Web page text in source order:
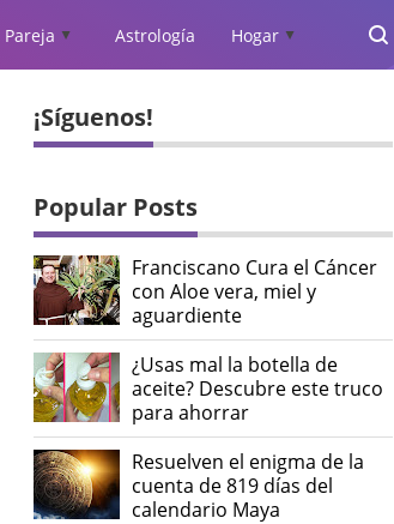
Pareja ▲ Astrología Hogar ▲
¿Sabías que
tu animal
aspectos
importantes
de tu
¡Síguenos!
Popular Posts
Franciscano Cura el Cáncer
con Aloe vera, miel y
aguardiente
¿Usas mal la botella de
aceite? Descubre este truco
para ahorrar
Resuelven el enigma de la
cuenta de 819 días del
calendario Maya